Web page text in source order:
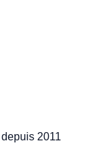
2011